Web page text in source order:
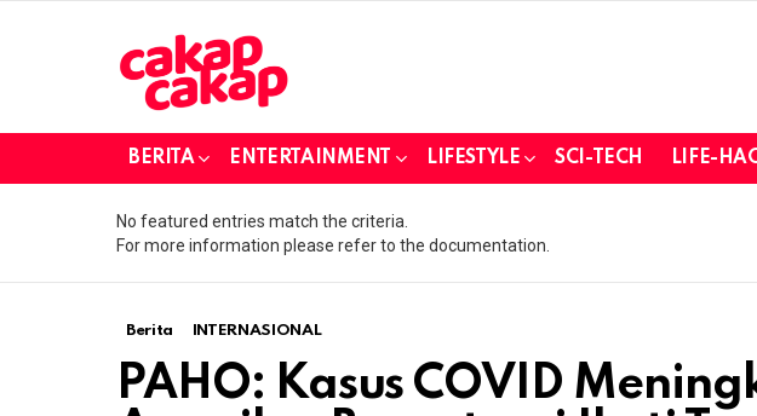
BERITA ENTERTAINMENT LIFESTYLE SCI-TECH LIFE-
No featured entries match the criteria.
For more information please refer to the documentation.
Berita INTERNASIONAL
PAHO: Kasus COVID